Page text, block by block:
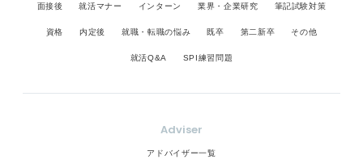
面接後 就活マナー インターン 業界・企業研究 筆記試験対策
資格 内定後 就職・転職の悩み 既卒 第二新卒 その他
就活Q&A SPI練習問題
Adviser
アドバイザー一覧